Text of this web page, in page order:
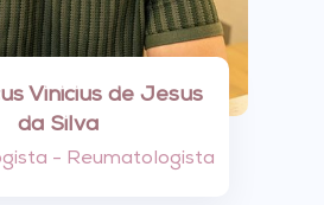
Vinicius de Jesus
da Silva
- Reumatologista